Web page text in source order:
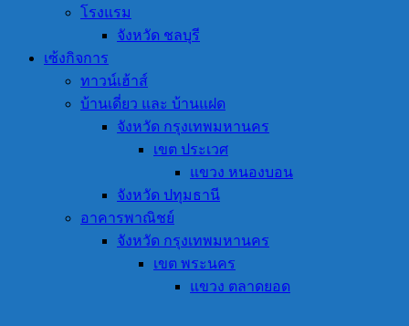
โรงแรม
จังหวัด ชลบุรี
เซ้งกิจการ
ทาวน์เฮ้าส์
บ้านเดี่ยว และ บ้านแฝด
จังหวัด กรุงเทพมหานคร
เขต ประเวศ
แขวง หนองบอน
จังหวัด ปทุมธานี
อาคารพาณิชย์
จังหวัด กรุงเทพมหานคร
เขต พระนคร
แขวง ตลาดยอด